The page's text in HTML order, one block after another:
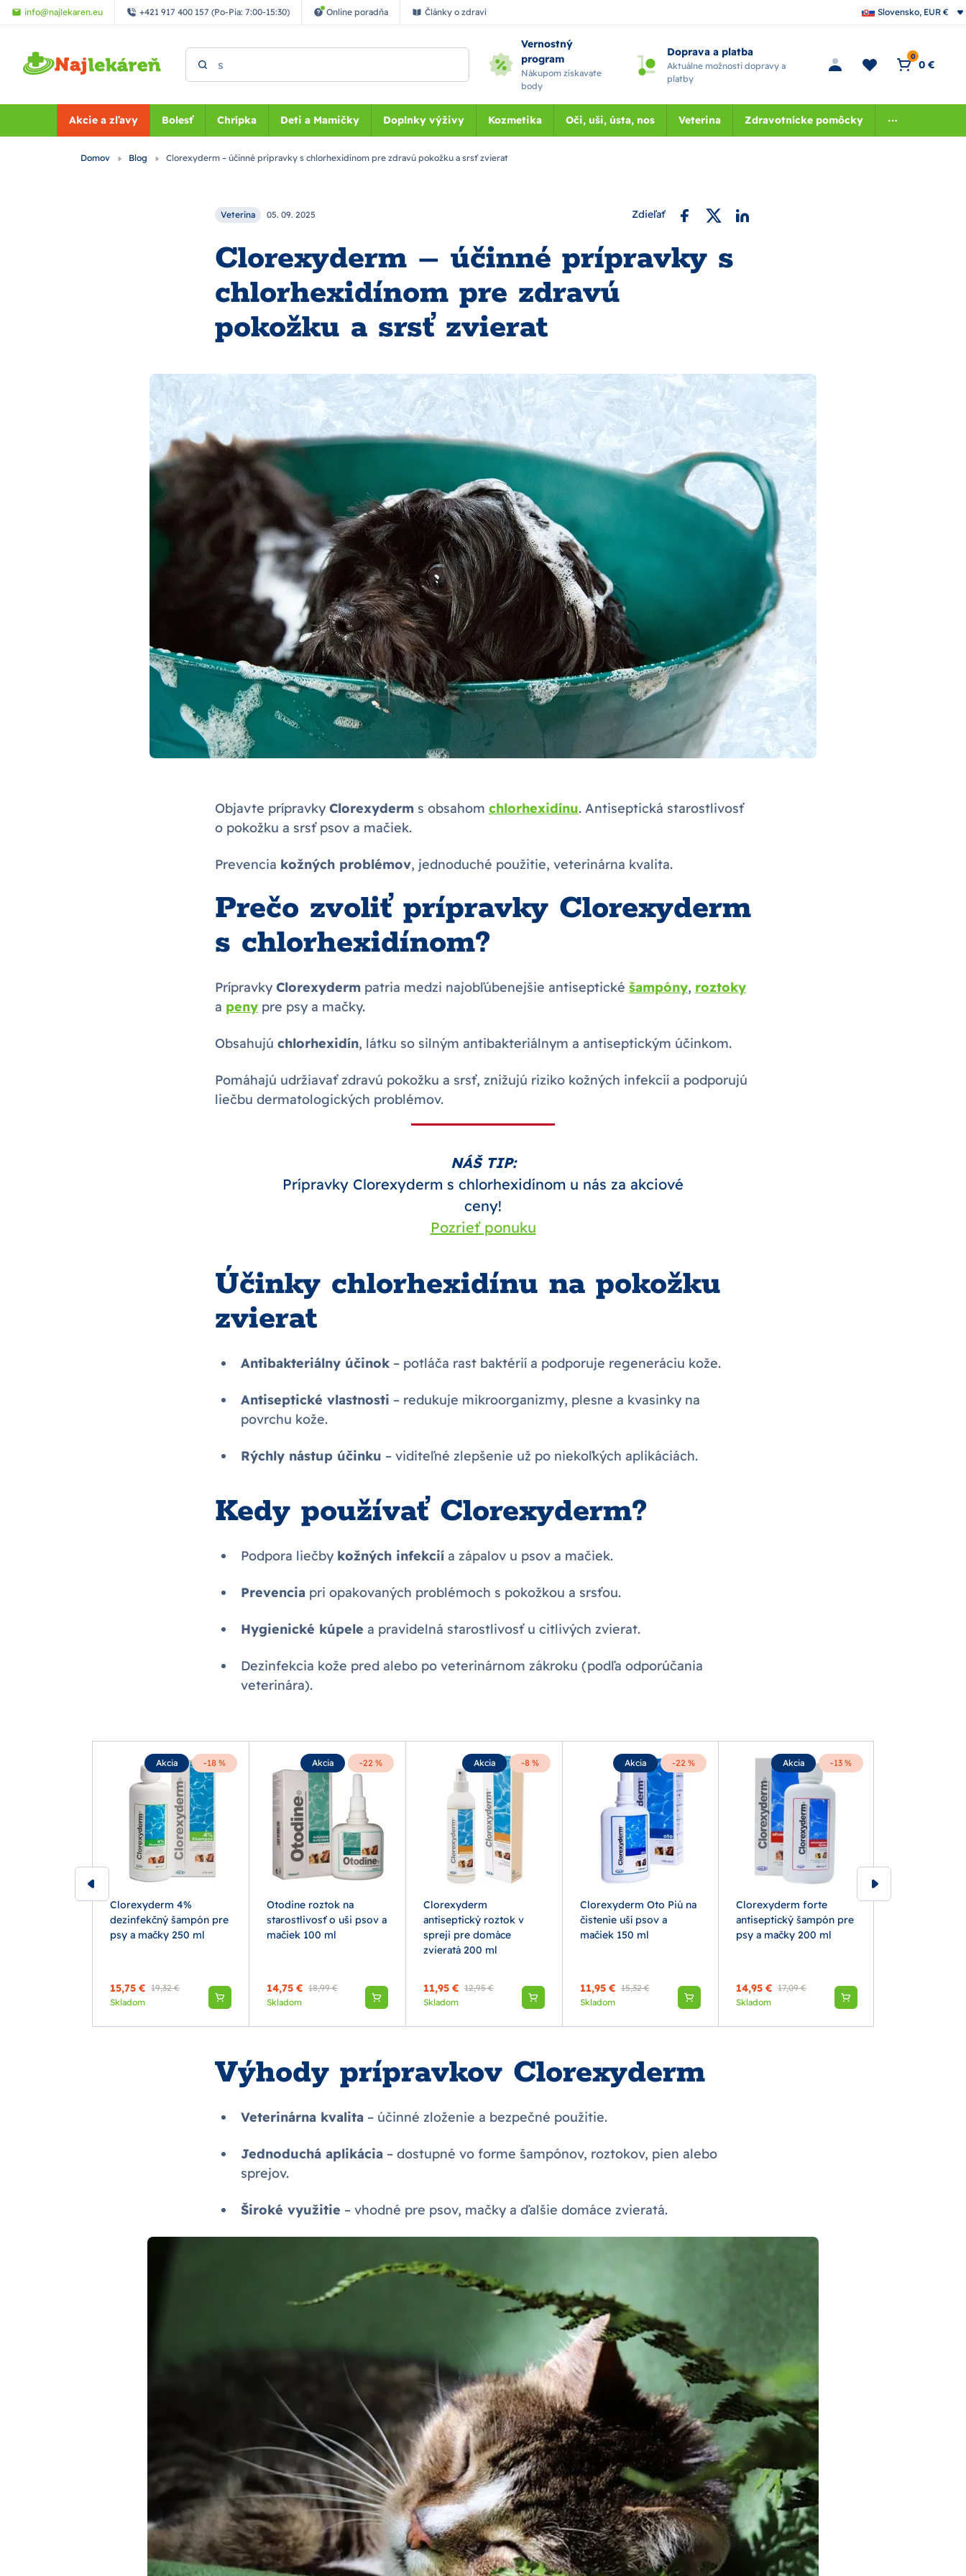
Preskočiť na hlavný obsah
info@najlekaren.eu +421 917 400 157 (Po-Pia: 7:00-15:30) Online poradňa Články o zdraví Slovensko, EUR €
Vernostný
program
Nákupom získavate
body
Doprava a platba
Aktuálne možnosti dopravy a
platby
0
0 €
Akcie a zľavy Bolesť Chrípka Deti a Mamičky Doplnky výživy Kozmetika Oči, uši, ústa, nos Veterina Zdravotnícke pomôcky
Domov Blog Clorexyderm – účinné prípravky s chlorhexidínom pre zdravú pokožku a srsť zvierat
Veterina 05. 09. 2025 Zdieľať
Clorexyderm – účinné prípravky s
chlorhexidínom pre zdravú
pokožku a srsť zvierat
Objavte prípravky Clorexyderms obsahom chlorhexidínu. Antiseptická starostlivosť
o pokožku a srsť psov a mačiek.
Prevencia kožných problémov, jednoduché použitie, veterinárna kvalita.
Prečo zvoliť prípravky Clorexyderm
s chlorhexidínom?
Prípravky Clorexydermpatria medzi najobľúbenejšie antiseptické šampóny, roztoky
a penypre psy a mačky.
Obsahujú chlorhexidín, látku so silným antibakteriálnym a antiseptickým účinkom.
Pomáhajú udržiavať zdravú pokožku a srsť, znižujú riziko kožných infekcií a podporujú
liečbu dermatologických problémov.
NÁŠ TIP:
Prípravky Clorexyderm s chlorhexidínom u nás za akciové
ceny!
Pozrieť ponuku
Účinky chlorhexidínu na pokožku
zvierat
Antibakteriálny účinok– potláča rast baktérií a podporuje regeneráciu kože.
Antiseptické vlastnosti – redukuje mikroorganizmy, plesne a kvasinky na
povrchu kože.
Rýchly nástup účinku – viditeľné zlepšenie už po niekoľkých aplikáciách.
Kedy používať Clorexyderm?
Podpora liečby kožných infekciía zápalov u psov a mačiek.
Prevenciapri opakovaných problémoch s pokožkou a srsťou.
Hygienické kúpele a pravidelná starostlivosť u citlivých zvierat.
Dezinfekcia kože pred alebo po veterinárnom zákroku (podľa odporúčania
veterinára).
Akcia -18 %
Clorexyderm 4%
dezinfekčný šampón pre
psy a mačky 250 ml
15,75 € 19,32 €
Skladom
Akcia -22 %
Otodine roztok na
starostlivosť o uši psov a
mačiek 100 ml
14,75 € 18,99 €
Skladom
Akcia -8 %
Clorexyderm
antiseptický roztok v
spreji pre domáce
zvieratá 200 ml
11,95 € 12,95 €
Skladom
Akcia -22 %
Clorexyderm Oto Piú na
čistenie uší psov a
mačiek 150 ml
11,95 € 15,32 €
Skladom
Akcia -13 %
Clorexyderm forte
antiseptický šampón pre
psy a mačky 200 ml
14,95 € 17,09 €
Skladom
Výhody prípravkov Clorexyderm
Veterinárna kvalita– účinné zloženie a bezpečné použitie.
Jednoduchá aplikácia– dostupné vo forme šampónov, roztokov, pien alebo
sprejov.
Široké využitie – vhodné pre psov, mačky a ďalšie domáce zvieratá.